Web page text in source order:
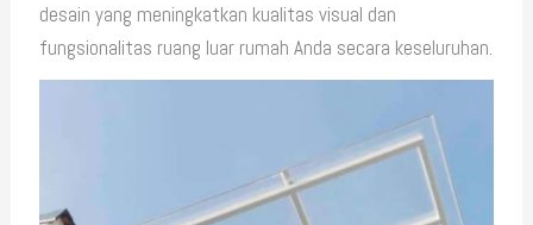
desain yang meningkatkan kualitas visual dan
fungsionalitas ruang luar rumah Anda secara keseluruhan.